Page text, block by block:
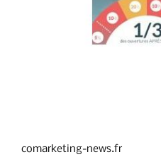
comarketing-news.fr